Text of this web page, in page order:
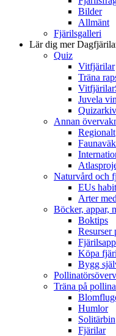
Bilder
Allmänt
Fjärilsgalleri
Lär dig mer
Quiz
Vitfjärilar
Träna
Juvela
Quizarkiv
Annan
Regionalt
Naturvård och
EUs
Arter
Böcker, appar,
Boktips
Resurser
Köpa
Bygg
Träna på
Humlor
Solitärbin
Fjärilar